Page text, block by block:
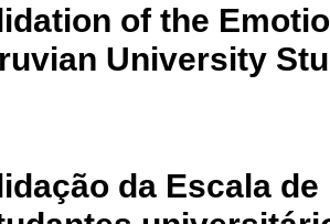
of the
University
da Escala